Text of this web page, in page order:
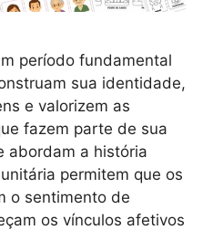
período fundamental
sua identidade,
e valorizem as
fazem parte de sua
abordam a história
permitem que os
o sentimento de
os vínculos afetivos